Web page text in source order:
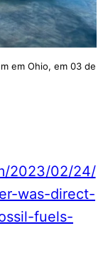
em Ohio, em 03 de
2023/02/24/
was-direct-
fuels-